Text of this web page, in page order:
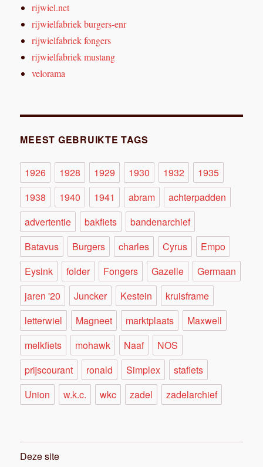
rijwiel.net
rijwielfabriek burgers-enr
rijwielfabriek fongers
rijwielfabriek mustang
velorama
MEEST GEBRUIKTE TAGS
1926 1928 1929 1930 1932
1935
1938
1940 1941 abram
achterpadden
advertentie
bakfiets
bandenarchief
Batavus
Burgers charles Cyrus
Empo
Eysink
folder Fongers Gazelle
Germaan
jaren '20
Juncker Kestein
kruisframe
letterwiel
Magneet marktplaats
Maxwell
melkfiets
mohawk Naaf
NOS
prijscourant
ronald Simplex
stafiets
Union
w.k.c. wkc zadel zadelarchief
Deze site